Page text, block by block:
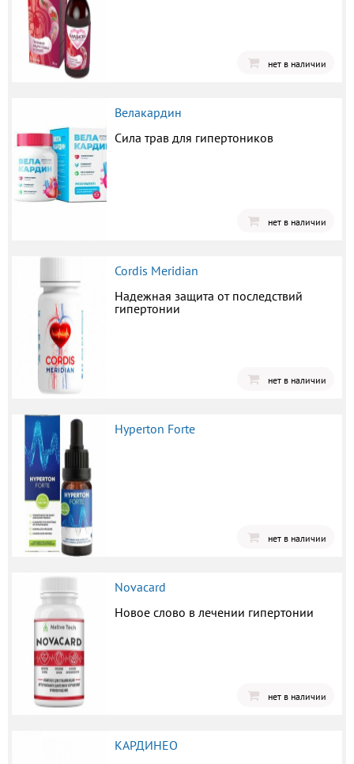
нет в наличии
Велакардин
Сила трав для гипертоников
нет в наличии
Cordis Meridian
Надежная защита от последствий
гипертонии
нет в наличии
Hyperton Forte
нет в наличии
Novacard
Новое слово в лечении гипертонии
нет в наличии
КАРДИНЕО